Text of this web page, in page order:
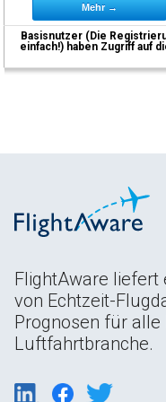
Mehr →
Basisnutzer (Die
einfach!) haben Zugriff auf
FlightAware liefert
von Echtzeit-
Prognosen für alle
Luftfahrtbranche.